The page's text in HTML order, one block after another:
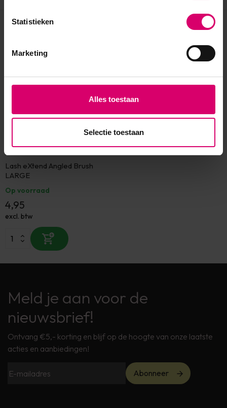
Statistieken
Marketing
Alles toestaan
Selectie toestaan
Lash eXtend
Lash eXtend Angled Brush
LARGE
Op voorraad
4,95
excl. btw
Meld je aan voor de
nieuwsbrief!
Ontvang €5,- korting en blijf op de hoogte van onze laatste
acties en aanbiedingen!
Abonneer